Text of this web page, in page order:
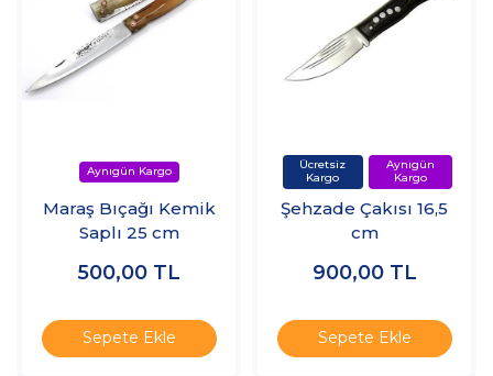
Maraş Bıçağı Kemik
Saplı 25 cm
500,00 TL
Sepete Ekle
Şehzade Çakısı 16,5
cm
900,00 TL
Sepete Ekle